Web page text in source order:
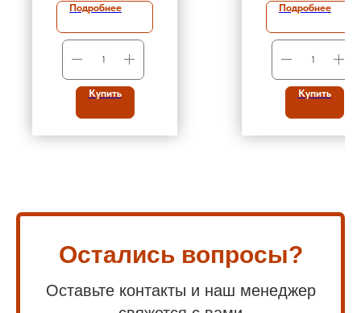
Подробнее
Купить
Подробнее
Купить
Остались вопросы?
Оставьте контакты и наш менеджер